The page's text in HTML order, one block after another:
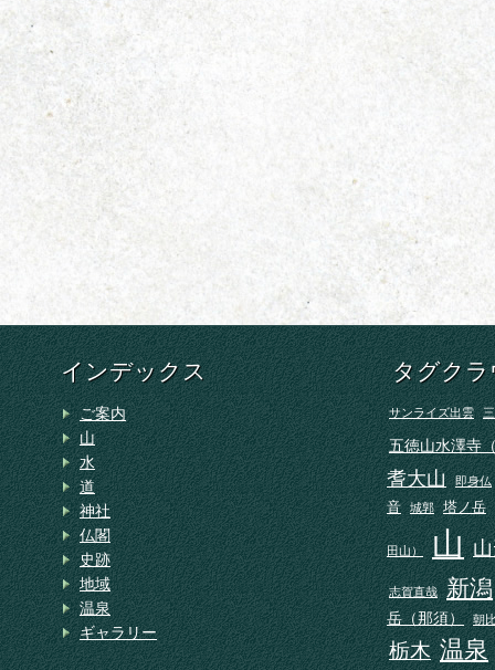
インデックス
ご案内
山
水
道
神社
仏閣
史跡
地域
温泉
ギャラリー
タグクラ
サンライズ出雲
五徳山水澤寺
耆大山 即身仏
音 城郭 塔ノ岳
田山） 山
志賀直哉 新潟
岳（那須） 朝
栃木 温泉